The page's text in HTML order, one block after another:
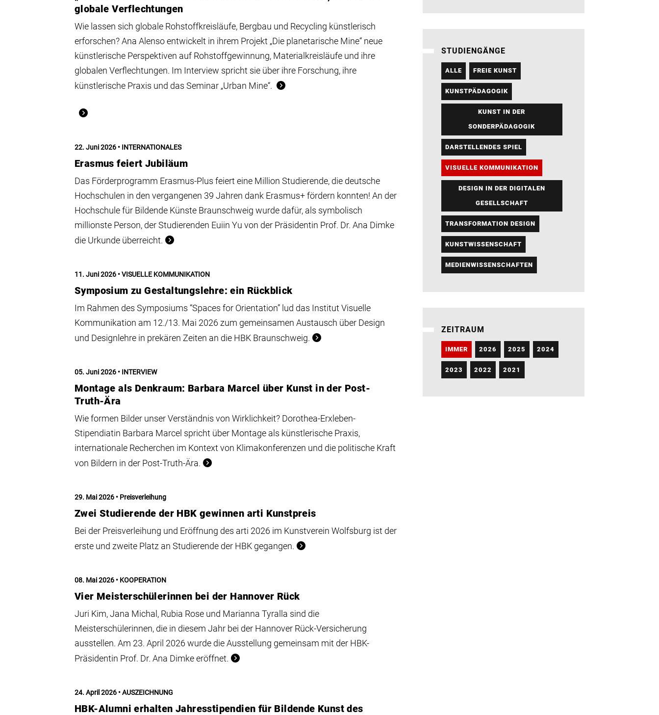
globale Verflechtungen
Wie lassen sich globale Rohstoffkreisläufe, Bergbau und Recycling künstlerisch
erforschen? Ana Alenso entwickelt in ihrem Projekt „Die planetarische Mine“ neue
künstlerische Perspektiven auf Rohstoffgewinnung, Materialkreisläufe und ihre
globalen Verflechtungen. Im Interview spricht sie über ihre Forschung, ihre
künstlerische Praxis und das Seminar „Urban Mine“.
22. Juni 2026 INTERNATIONALES
Erasmus feiert Jubiläum
Das Förderprogramm Erasmus-Plus feiert eine Million Studierende, die deutsche
Hochschulen in den vergangenen 39 Jahren dank Erasmus+ fördern konnten! An der
Hochschule für Bildende Künste Braunschweig wurde dafür, als symbolisch
millionste Person, der Studierenden Euiin Yu von der Präsidentin Prof. Dr. Ana Dimke
die Urkunde überreicht.
11. Juni 2026 VISUELLE KOMMUNIKATION
Symposium zu Gestaltungslehre: ein Rückblick
Im Rahmen des Symposiums “Spaces for Orientation” lud das Institut Visuelle
Kommunikation am 12./13. Mai 2026 zum gemeinsamen Austausch über Design
und Designlehre in prekären Zeiten an die HBK Braunschweig.
05. Juni 2026 INTERVIEW
Montage als Denkraum: Barbara Marcel über Kunst in der Post-
Truth-Ära
Wie formen Bilder unser Verständnis von Wirklichkeit? Dorothea-Erxleben-
Stipendiatin Barbara Marcel spricht über Montage als künstlerische Praxis,
internationale Recherchen im Kontext von Klimakonferenzen und die politische Kraft
von Bildern in der Post-Truth-Ära.
29. Mai 2026 Preisverleihung
Zwei Studierende der HBK gewinnen arti Kunstpreis
Bei der Preisverleihung und Eröffnung des arti 2026 im Kunstverein Wolfsburg ist der
erste und zweite Platz an Studierende der HBK gegangen.
08. Mai 2026 KOOPERATION
Vier Meisterschülerinnen bei der Hannover Rück
Juri Kim, Jana Michal, Rubia Rose und Marianna Tyralla sind die
Meisterschülerinnen, die in diesem Jahr bei der Hannover Rück-Versicherung
ausstellen. Am 23. April 2026 wurde die Ausstellung gemeinsam mit der HBK-
Präsidentin Prof. Dr. Ana Dimke eröffnet.
24. April 2026 AUSZEICHNUNG
HBK-Alumni erhalten Jahresstipendien für Bildende Kunst des
STUDIENGÄNGE
ALLE FREIE KUNST
KUNSTPÄDAGOGIK
KUNST IN DER
SONDERPÄDAGOGIK
DARSTELLENDES SPIEL
VISUELLE KOMMUNIKATION
DESIGN IN DER DIGITALEN
GESELLSCHAFT
TRANSFORMATION DESIGN
KUNSTWISSENSCHAFT
MEDIENWISSENSCHAFTEN
ZEITRAUM
IMMER 2026 2025 2024
2023 2022 2021